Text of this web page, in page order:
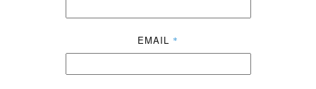
EMAIL *